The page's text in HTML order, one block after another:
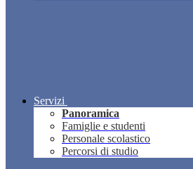
Servizi
Panoramica
Famiglie e studenti
Personale scolastico
Percorsi di studio